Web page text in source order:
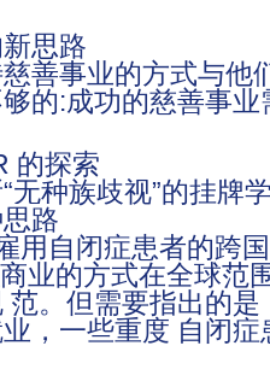
思路
善事业的方式与他
的:成功的慈善事
的探索
无种族歧视”的挂牌
路
用自闭症患者的跨
业的方式在全球范
范。但需要指出的
，一些重度 自闭